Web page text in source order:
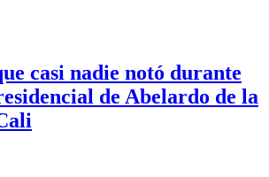
casi nadie notó durante
de Abelardo de la